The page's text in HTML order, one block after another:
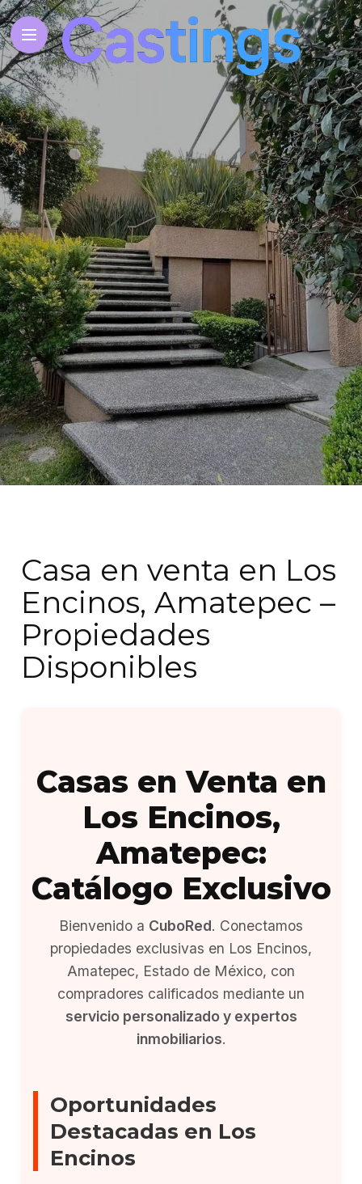
Casa en venta en Los
Encinos, Amatepec –
Propiedades
Disponibles
Casas en Venta en
Los Encinos,
Amatepec:
Catálogo Exclusivo
Bienvenido a CuboRed. Conectamos
propiedades exclusivas en Los Encinos,
Amatepec, Estado de México, con
compradores calificados mediante un
servicio personalizado y expertos
inmobiliarios.
Oportunidades
Destacadas en Los
Encinos